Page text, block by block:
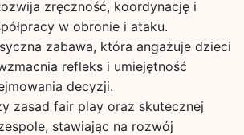
zręczność, koordynację i
w obronie i ataku.
zabawa, która angażuje dzieci
refleks i umiejętność
decyzji.
zasad fair play oraz skutecznej
stawiając na rozwój